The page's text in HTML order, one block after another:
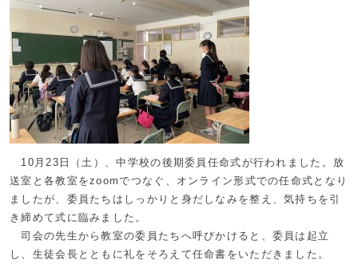
10月23日（土）、中学校の後期委員任命式が行われました。放
送室と各教室をzoomでつなぐ、オンライン形式での任命式となり
ましたが、委員たちはしっかりと身だしなみを整え、気持ちを引
き締めて式に臨みました。
司会の先生から教室の委員たちへ呼びかけると、委員は起立
し、生徒会長とともに礼をそろえて任命書をいただきました。